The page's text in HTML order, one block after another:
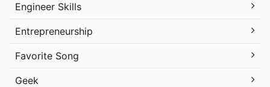
Engineer Skills
Entrepreneurship
Favorite Song
Geek